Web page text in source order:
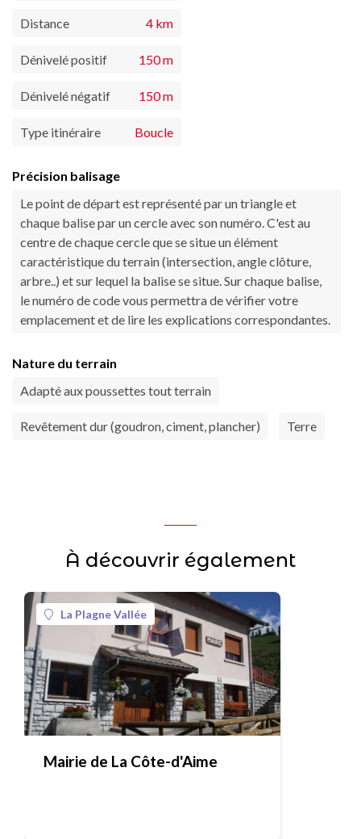
Distance 4 km
Dénivelé positif 150 m
Dénivelé négatif 150 m
Type itinéraire Boucle
Précision balisage
Le point de départ est représenté par un triangle et
chaque balise par un cercle avec son numéro. C'est au
centre de chaque cercle que se situe un élément
caractéristique du terrain (intersection, angle clôture,
arbre..) et sur lequel la balise se situe. Sur chaque balise,
le numéro de code vous permettra de vérifier votre
emplacement et de lire les explications correspondantes.
Nature du terrain
Adapté aux poussettes tout terrain
Revêtement dur (goudron, ciment, plancher) Terre
À découvrir également
La Plagne Vallée
Mairie de La Côte-d'Aime